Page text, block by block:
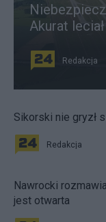
Akurat
Redakcja
Sikorski nie gryzł
Redakcja
Nawrocki
jest otwarta